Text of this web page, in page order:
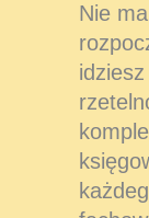
Nie